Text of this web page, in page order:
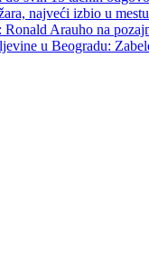
najveći izbio u
Ronald Arauho na
u Beogradu: